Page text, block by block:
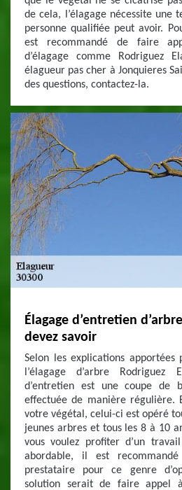
de cela, l’élagage nécessite une
personne qualifiée peut avoir.
est recommandé de faire
d’élagage comme Rodriguez
élagueur pas cher à Jonquieres
des questions, contactez-la.
Élagage d’entretien
devez savoir
Selon les explications
l’élagage d’arbre Rodriguez
d’entretien est une coupe de
effectuée de manière régulière.
votre végétal, celui-ci est opéré
jeunes arbres et tous les 8 à 10
vous voulez profiter d’un
abordable, il est
prestataire pour ce genre
solution serait de faire appel